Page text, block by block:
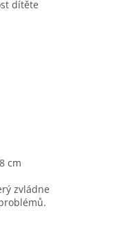
dítěte
cm
zvládne